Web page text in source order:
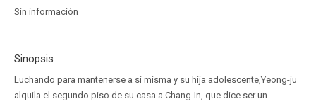
Sin información
Sinopsis
Luchando para mantenerse a sí misma y su hija adolescente,Yeong-ju
alquila el segundo piso de su casa a Chang-In, que dice ser un